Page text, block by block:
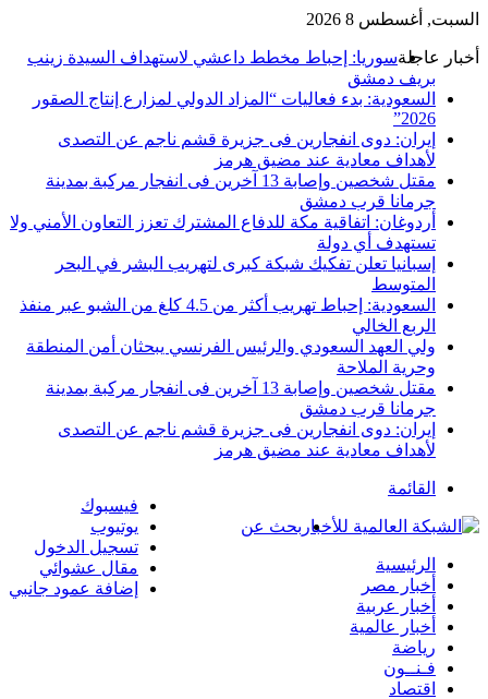
السبت, أغسطس 8 2026
أخبار عاجلةسوريا: إحباط مخطط داعشي لاستهداف السيدة زينب
بريف دمشق
السعودية: بدء فعاليات “المزاد الدولي لمزارع إنتاج الصقور
2026”
إيران: دوى انفجارين فى جزيرة قشم ناجم عن التصدى
لأهداف معادية عند مضيق هرمز
مقتل شخصين وإصابة 13 آخرين فى انفجار مركبة بمدينة
جرمانا قرب دمشق
أردوغان: اتفاقية مكة للدفاع المشترك تعزز التعاون الأمني ولا
تستهدف أي دولة
إسبانيا تعلن تفكيك شبكة كبرى لتهريب البشر في البحر
المتوسط
السعودية: إحباط تهريب أكثر من 4.5 كلغ من الشبو عبر منفذ
الربع الخالي
ولي العهد السعودي والرئيس الفرنسي يبحثان أمن المنطقة
وحرية الملاحة
مقتل شخصين وإصابة 13 آخرين فى انفجار مركبة بمدينة
جرمانا قرب دمشق
إيران: دوى انفجارين فى جزيرة قشم ناجم عن التصدى
لأهداف معادية عند مضيق هرمز
فيسبوك
يوتيوب
تسجيل الدخول
مقال عشوائي
إضافة عمود جانبي
القائمة
بحث عن
الرئيسية
أخبار مصر
أخبار عربية
أخبار عالمية
رياضة
فـنــون
اقتصاد